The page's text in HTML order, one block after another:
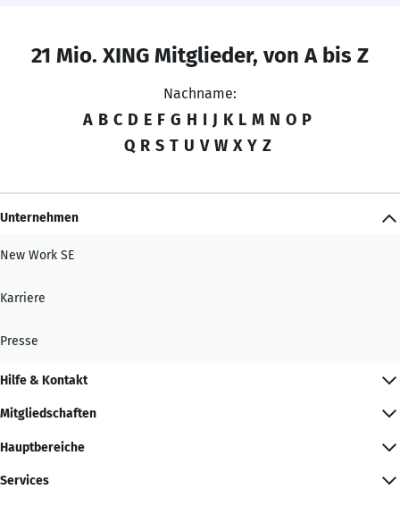
21 Mio. XING Mitglieder, von A bis Z
Nachname:
A B C D E F G H I J K L M N O P
Q R S T U V W X Y Z
Unternehmen
New Work SE
Karriere
Presse
Hilfe & Kontakt
Mitgliedschaften
Hauptbereiche
Services